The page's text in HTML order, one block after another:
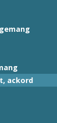
ackord